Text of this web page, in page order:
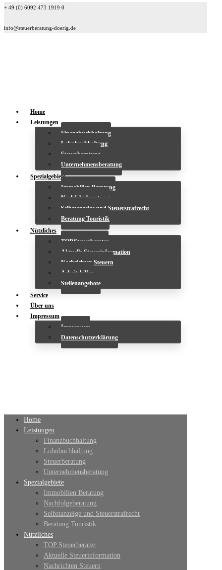
+ 49 (0) 6092 473 1919 0
info@steuerberatung-doerig.de
Home
Leistungen
Finanzbuchhaltung
Lohnbuchhaltung
Steuerberatung
Unternehmensberatung
Spezialgebiete
Immobilien Beratung
Nachfolgeberatung
Selbstanzeige und Steuerstrafrecht
Beratung Touristik
Nützliches
TOP Steuerberater
Aktuelle Steuerinformation
Nachrichten Steuern
Arbeitshilfen
Stellenangebote
Service
Über uns
Impressum
Impressum
Datenschutzerklärung
Home
Leistungen
Finanzbuchhaltung
Lohnbuchhaltung
Steuerberatung
Unternehmensberatung
Spezialgebiete
Immobilien Beratung
Nachfolgeberatung
Selbstanzeige und Steuerstrafrecht
Beratung Touristik
Nützliches
TOP Steuerberater
Aktuelle Steuerinformation
Nachrichten Steuern